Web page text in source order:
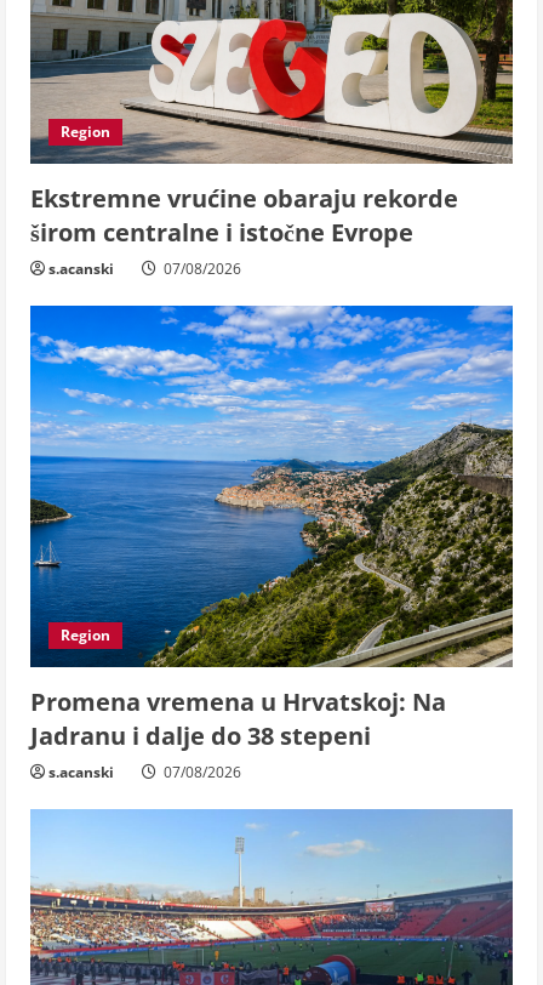
Region
Ekstremne vrućine obaraju rekorde
širom centralne i istočne Evrope
s.acanski 07/08/2026
Region
Promena vremena u Hrvatskoj: Na
Jadranu i dalje do 38 stepeni
s.acanski 07/08/2026